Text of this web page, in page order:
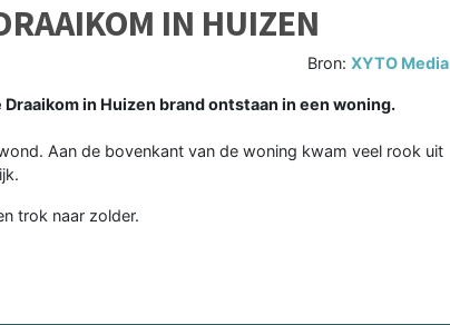
IN HUIZEN
Bron:XYTO Media
in Huizen brand ontstaan in een woning.
Aan de bovenkant van de woning kwam veel rook uit
trok naar zolder.